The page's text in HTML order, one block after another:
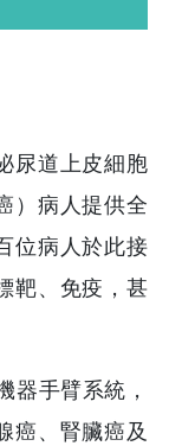
尿道上皮細胞
）病人提供全
位病人於此接
靶、免疫，甚
器手臂系統，
癌、腎臟癌及